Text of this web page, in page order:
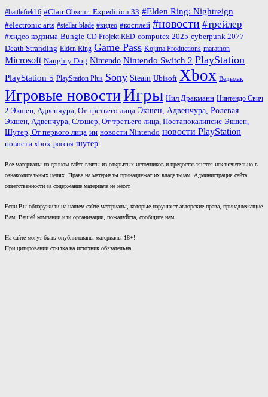
#battlefield 6 #Clair Obscur: Expedition 33 #Elden Ring: Nightreign
#electronic arts #stellar blade #видео #косплей #новости #трейлер
#хидео кодзима Bungie CD Projekt RED computex 2025 cyberpunk 2077
Death Stranding Elden Ring Game Pass Kojima Productions marathon
Microsoft Naughty Dog Nintendo Nintendo Switch 2 PlayStation
PlayStation 5 PlayStation Plus Sony Steam Ubisoft Xbox Ведьмак
Игровые новостиИгры Нил Дракманн Нинтендо Свич
2 Экшен, Адвенчура, От третьего лица Экшен, Адвенчура, Ролевая
Экшен, Адвенчура, Слэшер, От третьего лица, Постапокалипсис Экшен,
Шутер, От первого лица ии новости Nintendo новости PlayStation
новости xbox россия шутер
Все материалы на данном сайте взяты из открытых источников и предоставляются исключительно в
ознакомительных целях. Права на материалы принадлежат их владельцам. Администрация сайта
ответственности за содержание материала не несет.
Если Вы обнаружили на нашем сайте материалы, которые нарушают авторские права, принадлежащие
Вам, Вашей компании или организации, пожалуйста, сообщите нам.
На сайте могут быть опубликованы материалы 18+!
При цитировании ссылка на источник обязательна.